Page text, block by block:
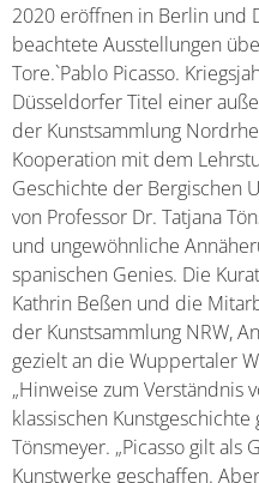
2020 eröffnen in Berlin und
beachtete Ausstellungen
Tore.`Pablo Picasso.
Düsseldorfer Titel einer
der Kunstsammlung
Kooperation mit dem
Geschichte der Bergischen
von Professor Dr. Tatjana
und ungewöhnliche
spanischen Genies. Die
Kathrin Beßen und die
der Kunstsammlung NRW,
gezielt an die Wuppertaler
„Hinweise zum Verständnis
klassischen
Tönsmeyer. „Picasso gilt als
Kunstwerke geschaffen.